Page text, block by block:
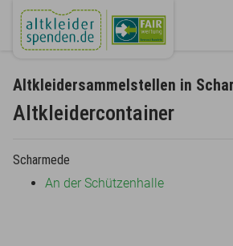
Altkleidersammelstellen in
Altkleidercontainer
Scharmede
An der Schützenhalle